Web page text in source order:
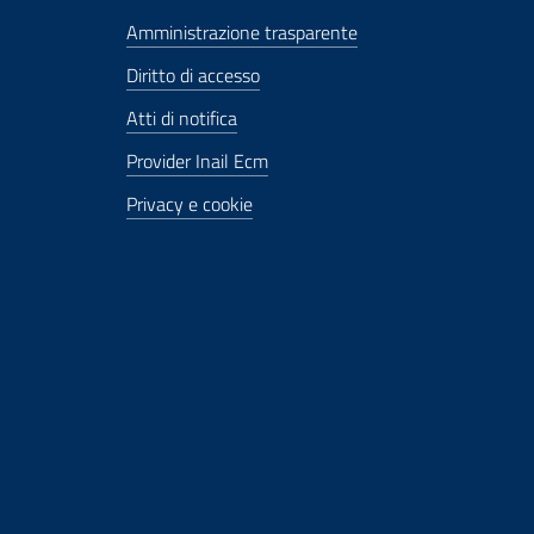
Amministrazione trasparente
Diritto di accesso
Atti di notifica
Provider Inail Ecm
Privacy e cookie